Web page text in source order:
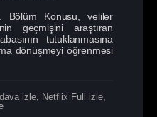
Bölüm Konusu, veliler
geçmişini araştıran
tutuklanmasına
dönüşmeyi öğrenmesi
izle Netflix Full izle